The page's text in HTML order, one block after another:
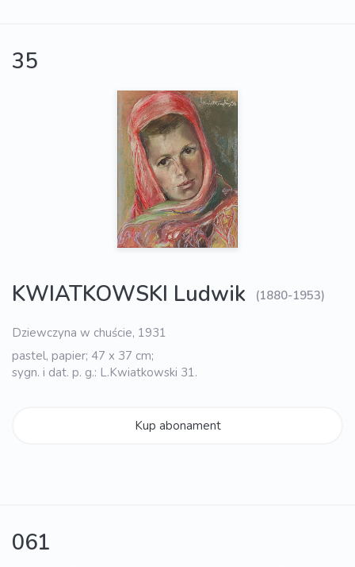
35
KWIATKOWSKI Ludwik (1880-1953)
Dziewczyna w chuście, 1931
pastel, papier; 47 x 37 cm;
sygn. i dat. p. g.: L.Kwiatkowski 31.
Kup abonament
061